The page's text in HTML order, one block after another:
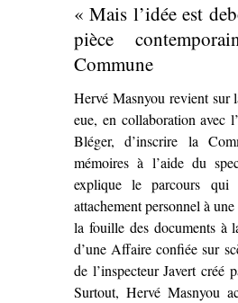
et
« Mais l’idée est
pièce
Commune
Hervé Masnyou revient sur
eue, en collaboration avec
Bléger, d’inscrire la
mémoires à l’aide du
explique le parcours qui
attachement personnel à
la fouille des documents à
d’une Affaire confiée sur
de l’inspecteur Javert créé
Surtout, Hervé Masnyou